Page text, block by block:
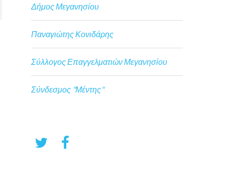
Δήμος Μεγανησίου
Παναγιώτης Κονιδάρης
Σύλλογος Επαγγελματιών Μεγανησίου
Σύνδεσμος "Μέντης"